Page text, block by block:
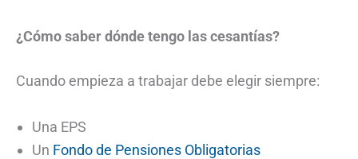
¿Cómo saber dónde tengo las cesantías?
Cuando empieza a trabajar debe elegir siempre:
Una EPS
Un Fondo de Pensiones Obligatorias